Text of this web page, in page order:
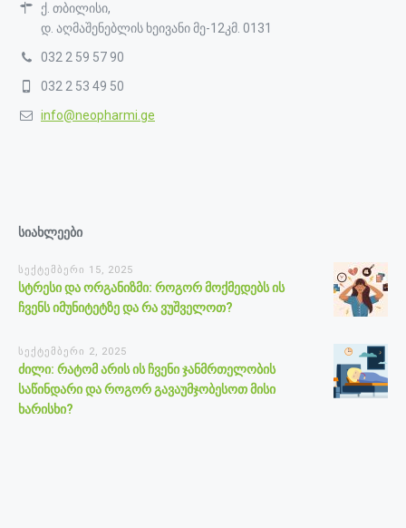
ქ. თბილისი,
დ. აღმაშენებლის ხეივანი მე-12კმ. 0131
032 2 59 57 90
032 2 53 49 50
info@neopharmi.ge
სიახლეები
სექტემბერი 15, 2025
სტრესი და ორგანიზმი: როგორ მოქმედებს ის
ჩვენს იმუნიტეტზე და რა ვუშველოთ?
სექტემბერი 2, 2025
ძილი: რატომ არის ის ჩვენი ჯანმრთელობის
საწინდარი და როგორ გავაუმჯობესოთ მისი
ხარისხი?